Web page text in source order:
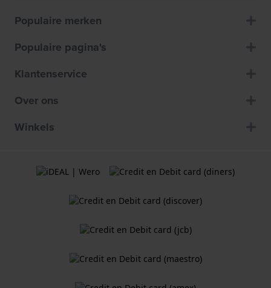
Populaire merken
Populaire pagina's
Klantenservice
Over ons
Winkels